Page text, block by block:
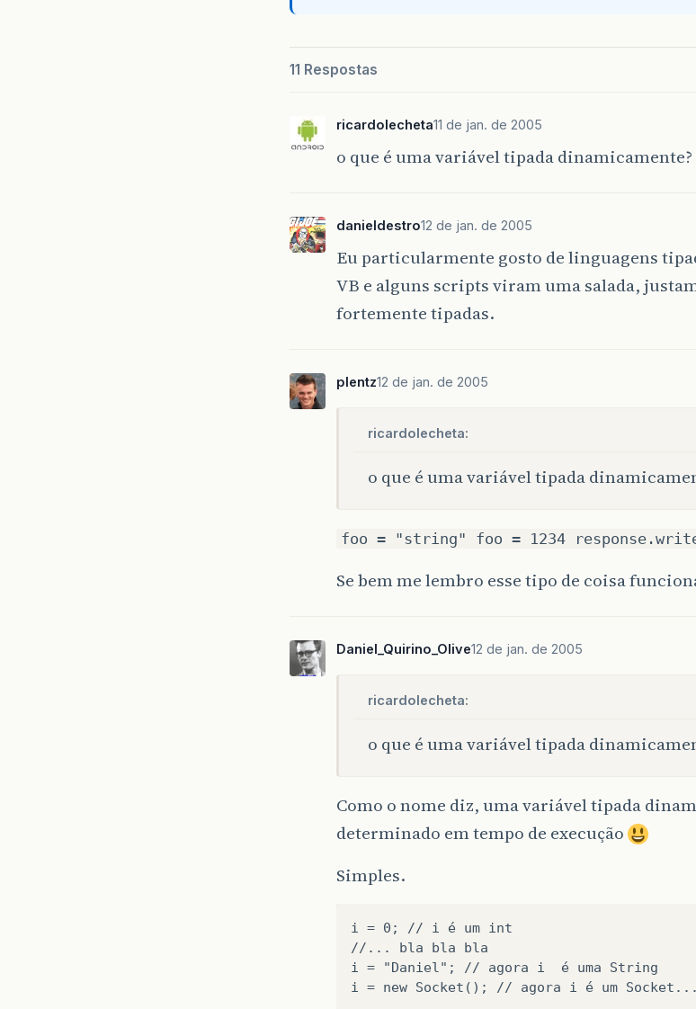
11 Respostas
ricardolecheta11 de jan. de 2005
o que é uma variável tipada dinamicamente?
danieldestro12 de jan. de 2005
Eu particularmente gosto de linguagens
VB e alguns scripts viram uma salada,
fortemente tipadas.
plentz12 de jan. de 2005
ricardolecheta:
o que é uma variável tipada
foo = "string" foo = 1234
Se bem me lembro esse tipo de coisa
Daniel_Quirino_Olive12 de jan. de 2005
ricardolecheta:
o que é uma variável tipada
Como o nome diz, uma variável tipada
determinado em tempo de execução
Simples.
i = 0; // i é um int
//... bla bla bla
i = "Daniel"; // agora i  é uma String